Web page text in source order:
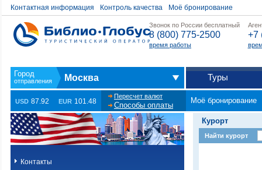
Контактная информация Контроль качества Моё бронирование
Звонок по России бесплатный
8 (800) 775-2500
время работы
+7
Москва Туры
USD 87.92 EUR 101.48
Пересчет валют
Способы оплаты
Моё бронирование
Контакты
Курорт
Найти курорт